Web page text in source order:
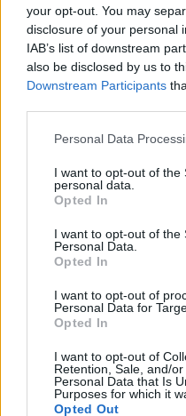
your opt-out. You may
disclosure of your personal
IAB’s list of downstream
also be disclosed by us to
Downstream Participants
Please note that this
not limited to your visit or
grant or deny consent to
use your data for below
consent section.
Personal Data
I want to opt-out of the
personal data.
Opted In
I want to opt-out of the
Personal Data.
Opted In
I want to opt-out of
Personal Data for
Opted In
I want to opt-out of
Retention, Sale, and/
Personal Data that Is
Purposes for which it
Opted Out